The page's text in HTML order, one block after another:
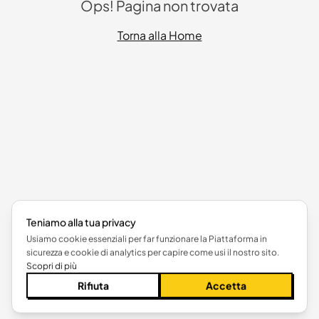
Ops! Pagina non trovata
Torna alla Home
Teniamo alla tua privacy
Usiamo cookie essenziali per far funzionare la Piattaforma in
sicurezza e cookie di analytics per capire come usi il nostro sito.
Scopri di più
Rifiuta Accetta